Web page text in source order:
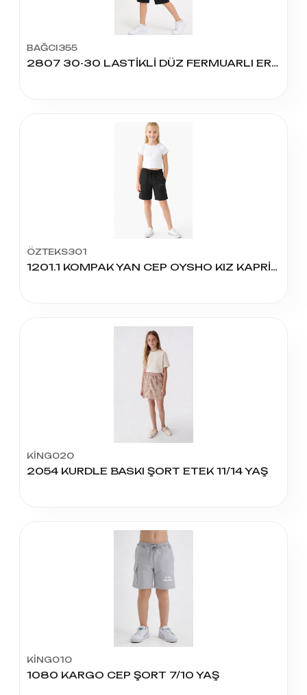
BAĞCI355
2807 30-30 LASTİKLİ DÜZ FERMUARLI ERKEK KAPRİ 9-12
ÖZTEKS301
1201.1 KOMPAK YAN CEP OYSHO KIZ KAPRİ 5/8 YAŞ
KİNG020
2054 KURDLE BASKI ŞORT ETEK 11/14 YAŞ
KİNG010
1080 KARGO CEP ŞORT 7/10 YAŞ